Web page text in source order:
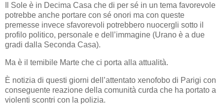
Il Sole è in Decima Casa che di per sé in un tema favorevole
potrebbe anche portare con sé onori ma con queste
premesse invece sfavorevoli potrebbero nuocergli sotto il
profilo politico, personale e dell’immagine (Urano è a due
gradi dalla Seconda Casa).
Ma è il temibile Marte che ci porta alla attualità.
È notizia di questi giorni dell’attentato xenofobo di Parigi con
conseguente reazione della comunità curda che ha portato a
violenti scontri con la polizia.